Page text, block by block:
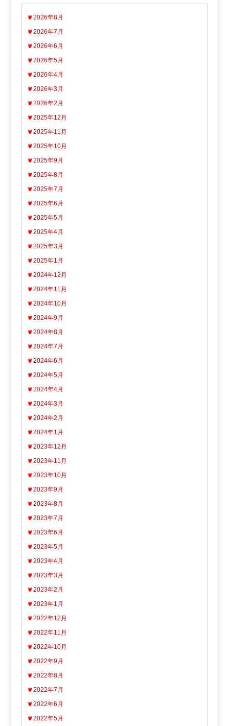
2026年8月
2026年7月
2026年6月
2026年5月
2026年4月
2026年3月
2026年2月
2025年12月
2025年11月
2025年10月
2025年9月
2025年8月
2025年7月
2025年6月
2025年5月
2025年4月
2025年3月
2025年1月
2024年12月
2024年11月
2024年10月
2024年9月
2024年8月
2024年7月
2024年6月
2024年5月
2024年4月
2024年3月
2024年2月
2024年1月
2023年12月
2023年11月
2023年10月
2023年9月
2023年8月
2023年7月
2023年6月
2023年5月
2023年4月
2023年3月
2023年2月
2023年1月
2022年12月
2022年11月
2022年10月
2022年9月
2022年8月
2022年7月
2022年6月
2022年5月